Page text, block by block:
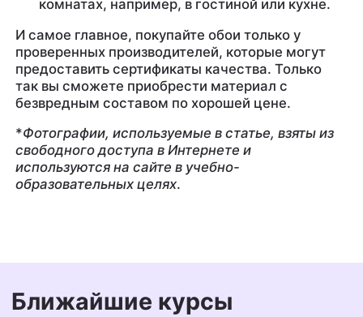
комнатах, например, в гостиной или кухне.
И самое главное, покупайте обои только у
проверенных производителей, которые могут
предоставить сертификаты качества. Только
так вы сможете приобрести материал с
безвредным составом по хорошей цене.
*Фотографии, используемые в статье, взяты из
свободного доступа в Интернете и
используются на сайте в учебно-
образовательных целях.
Ближайшие курсы